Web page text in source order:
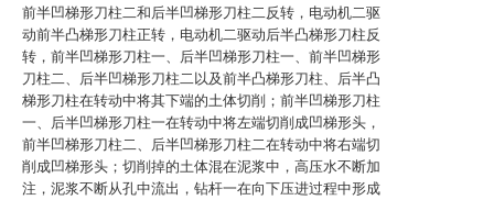
前半凹梯形刀柱二和后半凹梯形刀柱二反转，电动机二驱
动前半凸梯形刀柱正转，电动机二驱动后半凸梯形刀柱反
转，前半凹梯形刀柱一、后半凹梯形刀柱一、前半凹梯形
刀柱二、后半凹梯形刀柱二以及前半凸梯形刀柱、后半凸
梯形刀柱在转动中将其下端的土体切削；前半凹梯形刀柱
一、后半凹梯形刀柱一在转动中将左端切削成凹梯形头，
前半凹梯形刀柱二、后半凹梯形刀柱二在转动中将右端切
削成凹梯形头；切削掉的土体混在泥浆中，高压水不断加
注，泥浆不断从孔中流出，钻杆一在向下压进过程中形成